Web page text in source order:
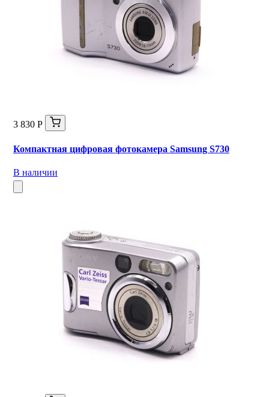
3 830 Р
Компактная цифровая фотокамера Samsung S730
В наличии